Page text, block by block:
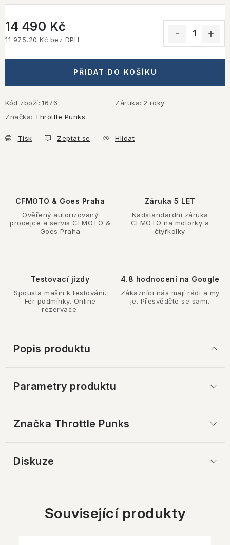
14 490 Kč
11 975,20 Kč bez DPH
PŘIDAT DO KOŠÍKU
Kód zboží: 1676 Záruka: 2 roky
Značka: Throttle Punks
Tisk Zeptat se Hlídat
CFMOTO & Goes Praha
Ověřený autorizovaný
prodejce a servis CFMOTO &
Goes Praha
Záruka 5 LET
Nadstandardní záruka
CFMOTO na motorky a
čtyřkolky
Testovací jízdy
Spousta mašin k testování.
Fér podmínky. Online
rezervace.
4.8 hodnocení na Google
Zákazníci nás mají rádi a my
je. Přesvědčte se sami.
Popis produktu
Parametry produktu
Značka Throttle Punks
Diskuze
Související produkty